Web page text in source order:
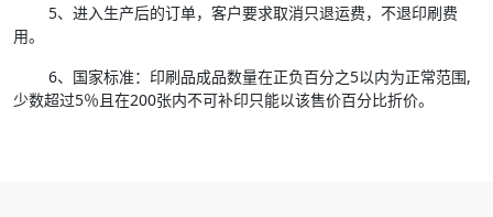
5、进入生产后的订单，客户要求取消只退运费，不退印刷费
用。
6、国家标准：印刷品成品数量在正负百分之5以内为正常范围,
少数超过5％且在200张内不可补印只能以该售价百分比折价。